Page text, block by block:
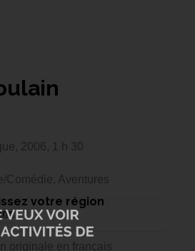
2006, 1 h 30
Comédie, Aventures
originale en français
votre région